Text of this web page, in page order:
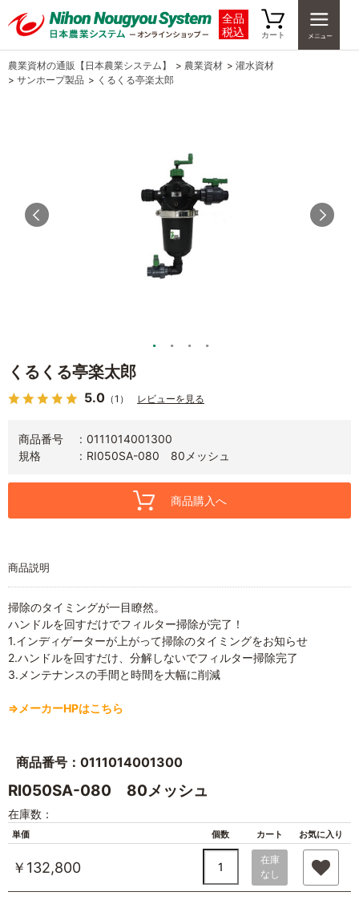
全品
税込
カート
農業資材の通販【日本農業システム】 > 農業資材 > 灌水資材
> サンホープ製品 > くるくる亭楽太郎
くるくる亭楽太郎
5.0 （1） レビューを見る
商品番号
0111014001300
規格
RI050SA-080 80メッシュ
商品購入へ
商品説明
掃除のタイミングが一目瞭然。
ハンドルを回すだけでフィルター掃除が完了！
1.インディゲーターが上がって掃除のタイミングをお知らせ
2.ハンドルを回すだけ、分解しないでフィルター掃除完了
3.メンテナンスの手間と時間を大幅に削減
⇒メーカーHPはこちら
商品番号：0111014001300
RI050SA-080 80メッシュ
在庫数：
単価 個数 カート お気に入り
￥132,800
在庫
なし